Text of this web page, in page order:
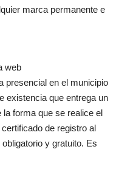
marca permanente e
web
presencial en el municipio
existencia que entrega un
la forma que se realice el
de registro al
y gratuito. Es